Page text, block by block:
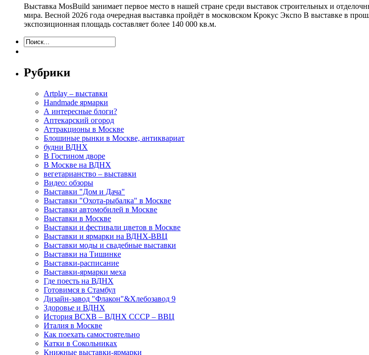
Выставка MosBuild занимает первое место в нашей стране среди выставок строительных и
мира. Весной 2026 года очередная выставка пройдёт в московском Крокус Экспо В выставке в
экспозиционная площадь составляет более 140 000 кв.м.
Рубрики
Artplay – выставки
Handmade ярмарки
А интересные блоги?
Аптекарский огород
Аттракционы в Москве
Блошиные рынки в Москве, антиквариат
будни ВДНХ
В Гостином дворе
В Москве на ВДНХ
вегетарианство – выставки
Видео: обзоры
Выставки "Дом и Дача"
Выставки "Охота-рыбалка" в Москве
Выставки автомобилей в Москве
Выставки в Москве
Выставки и фестивали цветов в Москве
Выставки и ярмарки на ВДНХ-ВВЦ
Выставки моды и свадебные выставки
Выставки на Тишинке
Выставки-расписание
Выставки-ярмарки меха
Где поесть на ВДНХ
Готовимся в Стамбул
Дизайн-завод "Флакон"&Хлебозавод 9
Здоровье и ВДНХ
История ВСХВ – ВДНХ СССР – ВВЦ
Италия в Москве
Как поехать самостоятельно
Катки в Сокольниках
Книжные выставки-ярмарки